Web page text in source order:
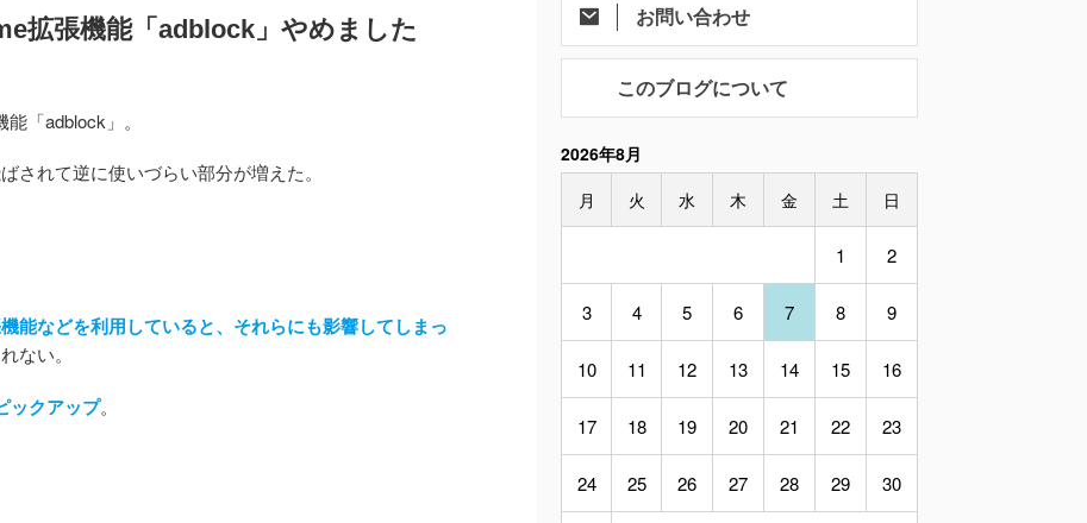
拡張機能「adblock」やめました
「adblock」。
されて逆に使いづらい部分が増えた。
能などを利用していると、それらにも影響してしまっ
ない。
ックアップ。
お問い合わせ
このブログについて
2026年8月
月
火 水 木 金 土 日
1 2
3 4 5 6 7 8 9
10 11 12 13 14 15 16
17 18 19 20 21 22 23
24 25 26 27 28 29 30